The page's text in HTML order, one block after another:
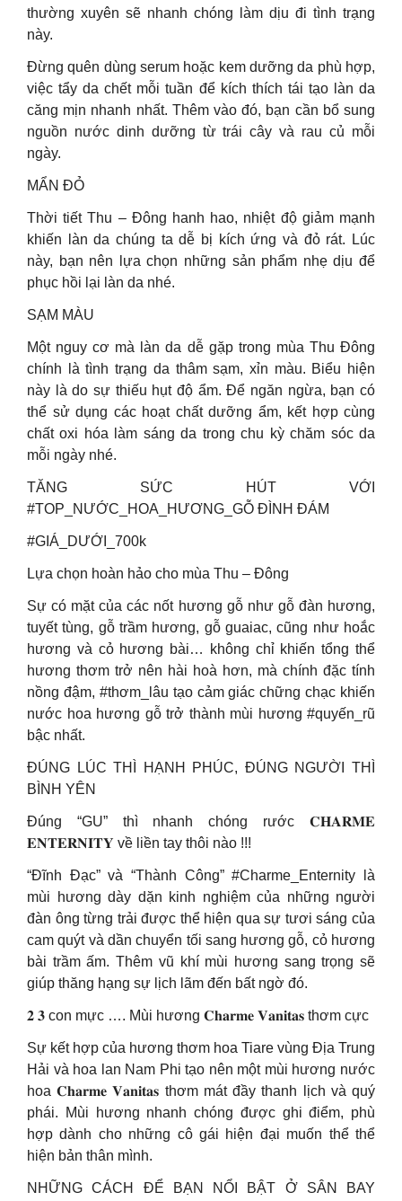
thường xuyên sẽ nhanh chóng làm dịu đi tình trạng
này.
Đừng quên dùng serum hoặc kem dưỡng da phù hợp,
việc tẩy da chết mỗi tuần để kích thích tái tạo làn da
căng mịn nhanh nhất. Thêm vào đó, bạn cần bổ sung
nguồn nước dinh dưỡng từ trái cây và rau củ mỗi
ngày.
MẨN ĐỎ
Thời tiết Thu – Đông hanh hao, nhiệt độ giảm mạnh
khiến làn da chúng ta dễ bị kích ứng và đỏ rát. Lúc
này, bạn nên lựa chọn những sản phẩm nhẹ dịu để
phục hồi lại làn da nhé.
SẠM MÀU
Một nguy cơ mà làn da dễ gặp trong mùa Thu Đông
chính là tình trạng da thâm sạm, xỉn màu. Biểu hiện
này là do sự thiếu hụt độ ẩm. Để ngăn ngừa, bạn có
thể sử dụng các hoạt chất dưỡng ẩm, kết hợp cùng
chất oxi hóa làm sáng da trong chu kỳ chăm sóc da
mỗi ngày nhé.
TĂNG SỨC HÚT VỚI
#TOP_NƯỚC_HOA_HƯƠNG_GỖ ĐÌNH ĐÁM
#GIÁ_DƯỚI_700k
Lựa chọn hoàn hảo cho mùa Thu – Đông
Sự có mặt của các nốt hương gỗ như gỗ đàn hương,
tuyết tùng, gỗ trầm hương, gỗ guaiac, cũng như hoắc
hương và cỏ hương bài… không chỉ khiến tổng thể
hương thơm trở nên hài hoà hơn, mà chính đặc tính
nồng đậm, #thơm_lâu tạo cảm giác chững chạc khiến
nước hoa hương gỗ trở thành mùi hương #quyến_rũ
bậc nhất.
ĐÚNG LÚC THÌ HẠNH PHÚC, ĐÚNG NGƯỜI THÌ
BÌNH YÊN
Đúng “GU” thì nhanh chóng rước 𝐂𝐇𝐀𝐑𝐌𝐄
𝐄𝐍𝐓𝐄𝐑𝐍𝐈𝐓𝐘 về liền tay thôi nào !!!
“Đĩnh Đạc” và “Thành Công” #Charme_Enternity là
mùi hương dày dặn kinh nghiệm của những người
đàn ông từng trải được thể hiện qua sự tươi sáng của
cam quýt và dần chuyển tối sang hương gỗ, cỏ hương
bài trầm ấm. Thêm vũ khí mùi hương sang trọng sẽ
giúp thăng hạng sự lịch lãm đến bất ngờ đó.
𝟐 𝟑 con mực …. Mùi hương 𝐂𝐡𝐚𝐫𝐦𝐞 𝐕𝐚𝐧𝐢𝐭𝐚𝐬 thơm cực
Sự kết hợp của hương thơm hoa Tiare vùng Địa Trung
Hải và hoa lan Nam Phi tạo nên một mùi hương nước
hoa 𝐂𝐡𝐚𝐫𝐦𝐞 𝐕𝐚𝐧𝐢𝐭𝐚𝐬 thơm mát đầy thanh lịch và quý
phái. Mùi hương nhanh chóng được ghi điểm, phù
hợp dành cho những cô gái hiện đại muốn thể thể
hiện bản thân mình.
NHỮNG CÁCH ĐỂ BẠN NỔI BẬT Ở SÂN BAY